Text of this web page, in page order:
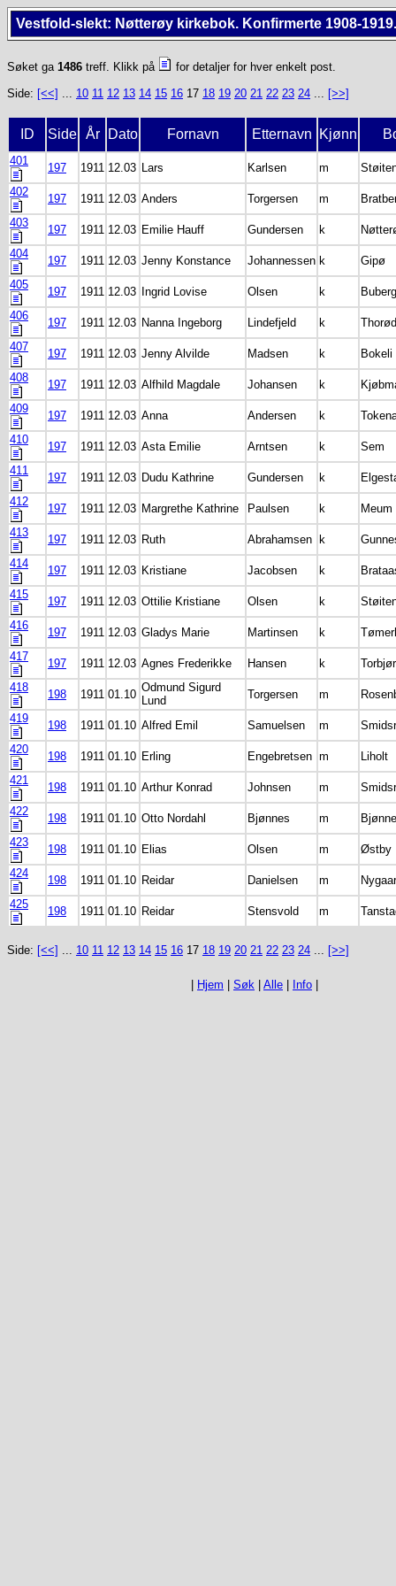
Vestfold-slekt: Nøtterøy kirkebok. Konfirmerte 1908-1919.
Søket ga 1486 treff. Klikk på
for detaljer for hver enkelt post.
Side: [<<] ... 10 11 12 13 14 15 16 17 18 19 20 21 22 23 24 ... [>>]
ID Side År Dato Fornavn Etternavn Kjønn
401
197 1911 12.03 Lars Karlsen m
402
197 1911 12.03 Anders Torgersen m
403
197 1911 12.03 Emilie Hauff Gundersen k
404
197 1911 12.03 Jenny Konstance Johannessen k
Gipø
405
197 1911 12.03 Ingrid Lovise Olsen k
Buberg
406
197 1911 12.03 Nanna Ingeborg Lindefjeld k
Thorød
407
197 1911 12.03 Jenny Alvilde Madsen k
Bokeli
408
197 1911 12.03 Alfhild Magdale Johansen k
409
197 1911 12.03 Anna Andersen k
410
197 1911 12.03 Asta Emilie Arntsen k
Sem
411
197 1911 12.03 Dudu Kathrine Gundersen k
412
197 1911 12.03 Margrethe Kathrine Paulsen k
Meum
413
197 1911 12.03 Ruth Abrahamsen k
414
197 1911 12.03 Kristiane Jacobsen k
415
197 1911 12.03 Ottilie Kristiane Olsen k
416
197 1911 12.03 Gladys Marie Martinsen k
417
197 1911 12.03 Agnes Frederikke Hansen k
418
198 1911 01.10
Odmund Sigurd
Lund
Torgersen m
419
198 1911 01.10 Alfred Emil Samuelsen m
420
198 1911 01.10 Erling Engebretsen m
Liholt
421
198 1911 01.10 Arthur Konrad Johnsen m
422
198 1911 01.10 Otto Nordahl Bjønnes m
423
198 1911 01.10 Elias Olsen m
Østby
424
198 1911 01.10 Reidar Danielsen m
425
198 1911 01.10 Reidar Stensvold m
Side: [<<] ... 10 11 12 13 14 15 16 17 18 19 20 21 22 23 24 ... [>>]
Hjem Søk Alle Info